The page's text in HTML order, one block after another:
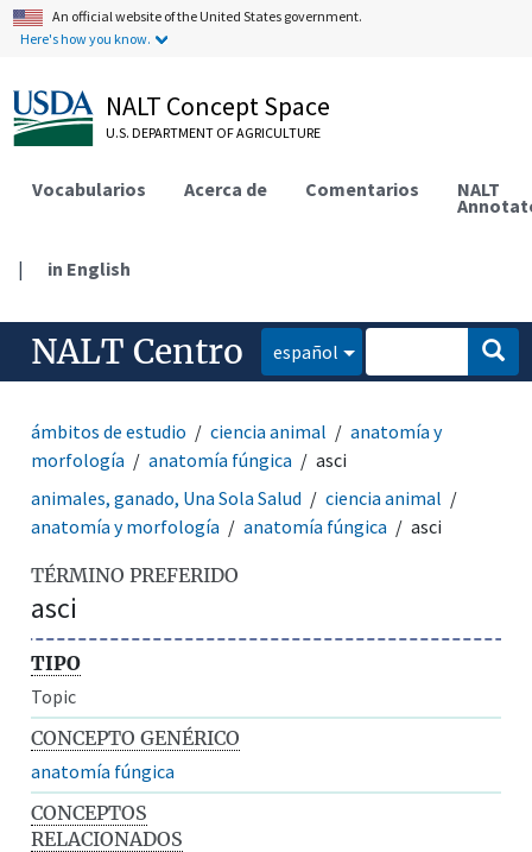
An official website of the United States government.
Here's how you know.
NALT Concept Space
U.S. DEPARTMENT OF AGRICULTURE
Vocabularios Acerca de Comentarios NALT
| in English
NALT Centro español
ámbitos de estudio ciencia animal
anatomía y
morfología
anatomía fúngica
asci
animales, ganado, Una Sola Salud
ciencia animal
anatomía y morfología
anatomía fúngica asci
TÉRMINO PREFERIDO
asci
TIPO
Topic
CONCEPTO GENÉRICO
anatomía fúngica
CONCEPTOS
RELACIONADOS